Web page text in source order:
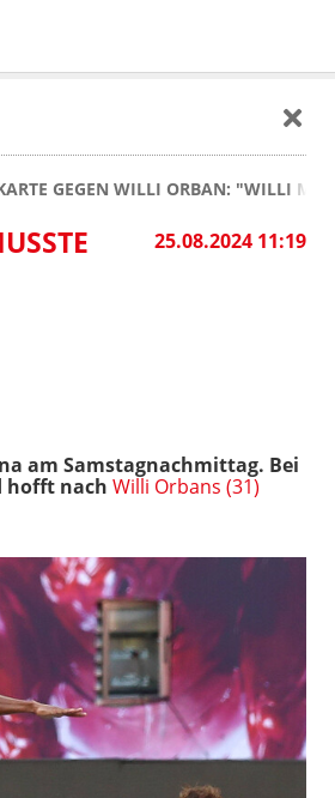
GEGEN WILLI ORBAN: "WILLI
25.08.2024 11:19
am Samstagnachmittag. Bei
hofft nach Willi Orbans (31)